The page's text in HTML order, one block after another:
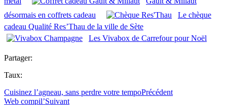
désormais en coffrets cadeau
Le chèque
cadeau Qualité Res’Thau de la ville de Sète
Les Vivabox de Carrefour pour Noël
Partager:
Taux:
Cuisinez l’agneau, sans perdre votre tempoPrécédent
Web compil’Suivant